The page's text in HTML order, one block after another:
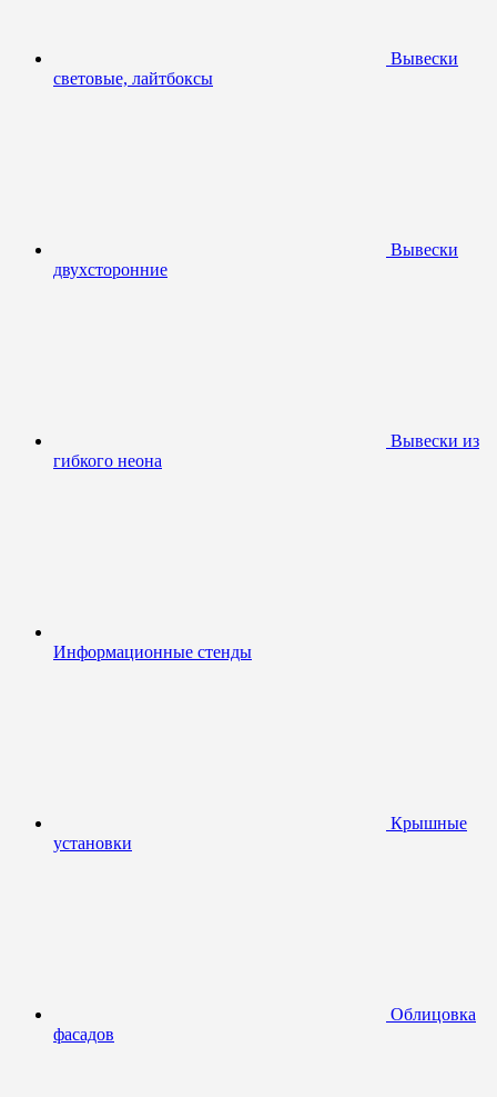
Вывески
световые, лайтбоксы
Вывески
двухсторонние
Вывески из
гибкого неона
Информационные стенды
Крышные
установки
Облицовка
фасадов